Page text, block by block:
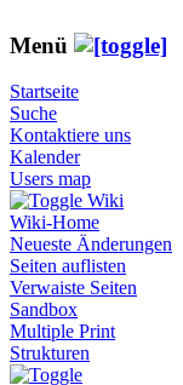
Menü
Startseite
Suche
Kontaktiere uns
Kalender
Users map
Wiki
Wiki-Home
Neueste Änderungen
Seiten auflisten
Verwaiste Seiten
Sandbox
Multiple Print
Strukturen